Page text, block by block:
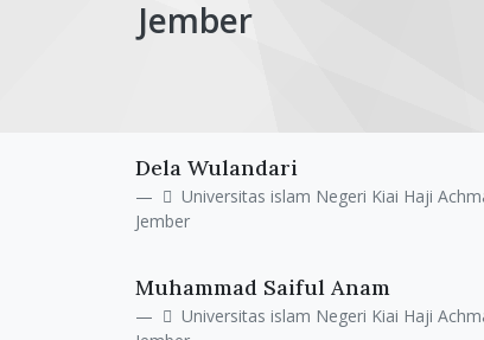
Jember
Details
Article
Content
Dela Wulandari
Universitas islam Negeri Kiai Haji
Jember
Muhammad Saiful Anam
Universitas islam Negeri Kiai Haji